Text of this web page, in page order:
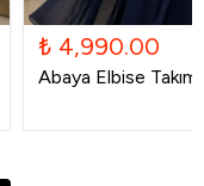
₺ 4,990.00
Abaya Elbise